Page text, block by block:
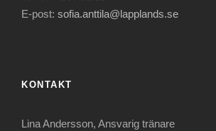
E-post: sofia.anttila@lapplands.se
KONTAKT
Lina Andersson, Ansvarig tränare